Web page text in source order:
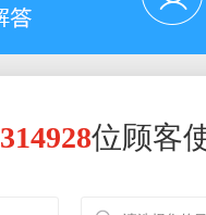
314928位顾客